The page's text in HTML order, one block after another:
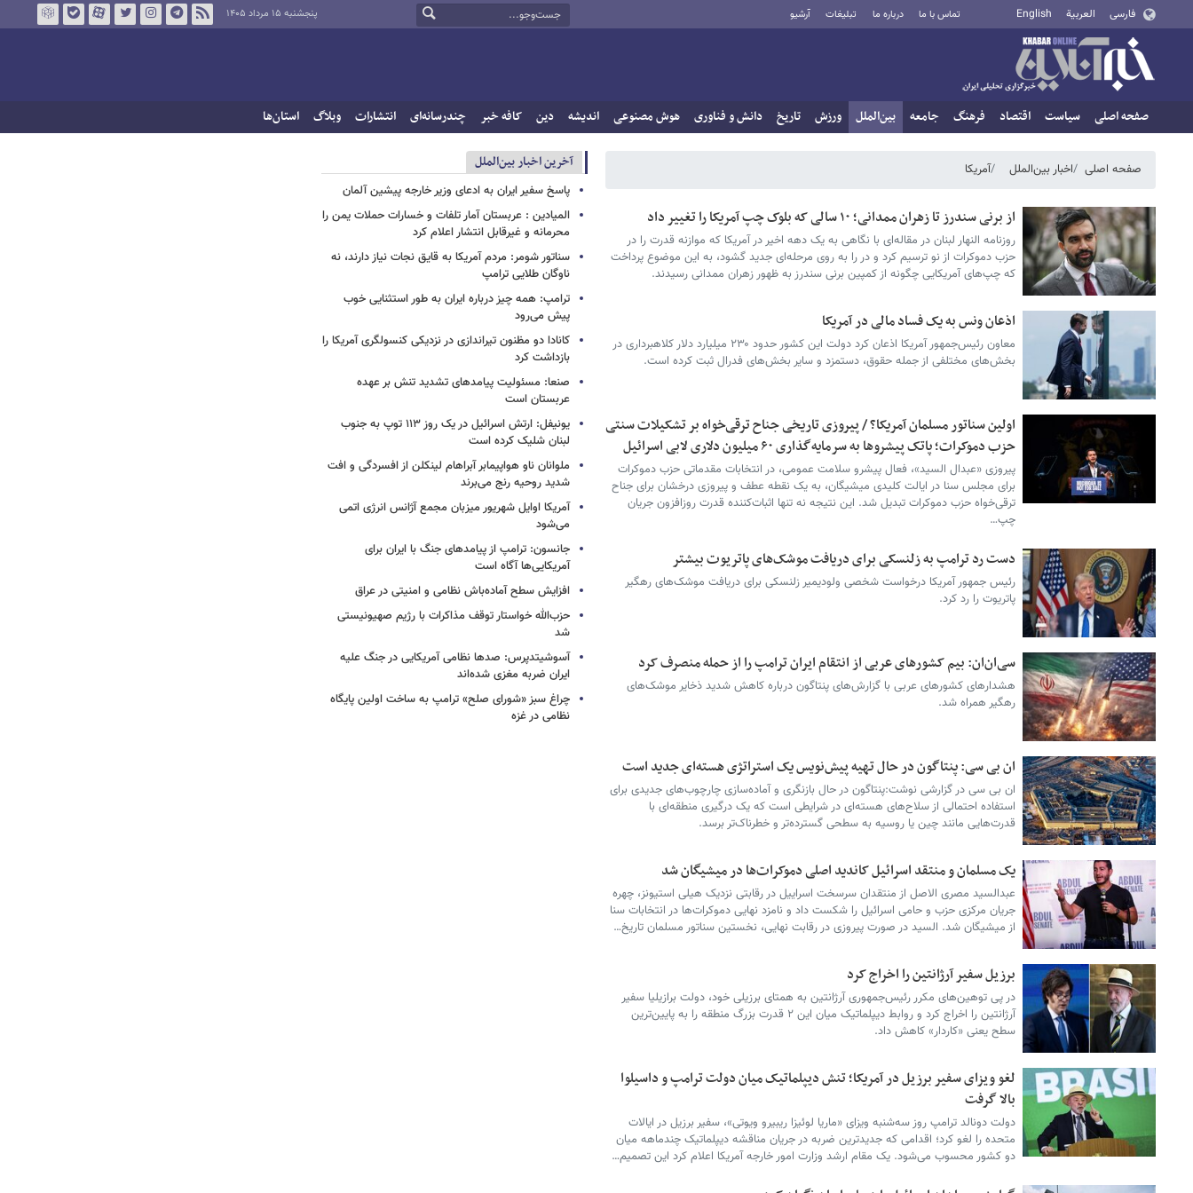
فارسی العربية English تماس با ما درباره ما تبلیغات آرشیو پنجشنبه ۱۵ مرداد ۱۴۰۵
صفحه اصلی سیاست اقتصاد فرهنگ جامعه بین‌الملل ورزش تاریخ دانش و فناوری هوش مصنوعی اندیشه دین کافه خبر چندرسانه‌ای انتشارات وبلاگ استان‌ها
صفحه اصلی اخبار بین‌الملل آمریکا
از برنی سندرز تا زهران ممدانی؛ ۱۰ سالی که بلوک چپ آمریکا را تغییر داد
روزنامه النهار لبنان در مقاله‌ای با نگاهی به یک دهه اخیر در آمریکا که موازنه قدرت را در
حزب دموکرات از نو ترسیم کرد و در را به روی مرحله‌ای جدید گشود، به این موضوع پرداخت
که چپ‌های آمریکایی چگونه از کمپین برنی سندرز به ظهور زهران ممدانی رسیدند.
اذعان ونس به یک فساد مالی در آمریکا
معاون رئیس‌جمهور آمریکا اذعان کرد دولت این کشور حدود ۲۳۰ میلیارد دلار کلاهبرداری در
بخش‌های مختلفی از جمله حقوق، دستمزد و سایر بخش‌های فدرال ثبت کرده است.
اولین سناتور مسلمان آمریکا؟ / پیروزی تاریخی جناح ترقی‌خواه بر تشکیلات سنتی
حزب دموکرات؛ پاتک پیشروها به سرمایه‌گذاری ۶۰ میلیون دلاری لابی اسرائیل
پیروزی «عبدال السید»، فعال پیشرو سلامت عمومی، در انتخابات مقدماتی حزب دموکرات
برای مجلس سنا در ایالت کلیدی میشیگان، به یک نقطه عطف و پیروزی درخشان برای جناح
ترقی‌خواه حزب دموکرات تبدیل شد. این نتیجه نه تنها اثبات‌کننده قدرت روزافزون جریان
چپ…
دست رد ترامپ به زلنسکی برای دریافت موشک‌های پاتریوت بیشتر
رئیس جمهور آمریکا درخواست شخصی ولودیمیر زلنسکی برای دریافت موشک‌های رهگیر
پاتریوت را رد کرد.
سی‌ان‌ان: بیم کشورهای عربی از انتقام ایران ترامپ را از حمله منصرف کرد
هشدارهای کشورهای عربی با گزارش‌های پنتاگون درباره کاهش شدید ذخایر موشک‌های
رهگیر همراه شد.
ان بی سی: پنتاگون در حال تهیه پیش‌نویس یک استراتژی هسته‌ای جدید است
ان بی سی در گزارشی نوشت:پنتاگون در حال بازنگری و آماده‌سازی چارچوب‌های جدیدی برای
استفاده احتمالی از سلاح‌های هسته‌ای در شرایطی است که یک درگیری منطقه‌ای با
قدرت‌هایی مانند چین یا روسیه به سطحی گسترده‌تر و خطرناک‌تر برسد.
یک مسلمان و منتقد اسرائیل کاندید اصلی دموکرات‌ها در میشیگان شد
عبدالسید مصری الاصل از منتقدان سرسخت اسراییل در رقابتی نزدیک هیلی استیونز، چهره
جریان مرکزی حزب و حامی اسرائیل را شکست داد و نامزد نهایی دموکرات‌ها در انتخابات سنا
از میشیگان شد. السید در صورت پیروزی در رقابت نهایی، نخستین سناتور مسلمان تاریخ…
برزیل سفیر آرژانتین را اخراج کرد
در پی توهین‌های مکرر رئیس‌جمهوری آرژانتین به همتای برزیلی خود، دولت برازیلیا سفیر
آرژانتین را اخراج کرد و روابط دیپلماتیک میان این ۲ قدرت بزرگ منطقه را به پایین‌ترین
سطح یعنی «کاردار» کاهش داد.
لغو ویزای سفیر برزیل در آمریکا؛ تنش دیپلماتیک میان دولت ترامپ و داسیلوا
بالا گرفت
دولت دونالد ترامپ روز سه‌شنبه ویزای «ماریا لوئیزا ریبیرو ویوتی»، سفیر برزیل در ایالات
متحده را لغو کرد؛ اقدامی که جدیدترین ضربه در جریان مناقشه دیپلماتیک چندماهه میان
دو کشور محسوب می‌شود. یک مقام ارشد وزارت امور خارجه آمریکا اعلام کرد این تصمیم…
آخرین اخبار بین‌الملل
پاسخ سفیر ایران به ادعای وزیر خارجه پیشین آلمان
المیادین : عربستان آمار تلفات و خسارات حملات یمن را
محرمانه و غیرقابل انتشار اعلام کرد
سناتور شومر: مردم آمریکا به قایق نجات نیاز دارند، نه
ناوگان طلایی ترامپ
ترامپ: همه چیز درباره ایران به طور استثنایی خوب
پیش می‌رود
کانادا دو مظنون تیراندازی در نزدیکی کنسولگری آمریکا را
بازداشت کرد
صنعا: مسئولیت پیامدهای تشدید تنش بر عهده
عربستان است
یونیفل: ارتش اسرائیل در یک روز ۱۱۳ توپ به جنوب
لبنان شلیک کرده است
ملوانان ناو هواپیمابر آبراهام لینکلن از افسردگی و افت
شدید روحیه رنج می‌برند
آمریکا اوایل شهریور میزبان مجمع آژانس انرژی اتمی
می‌شود
جانسون: ترامپ از پیامدهای جنگ با ایران برای
آمریکایی‌ها آگاه است
افزایش سطح آماده‌باش نظامی و امنیتی در عراق
حزب‌الله خواستار توقف مذاکرات با رژیم صهیونیستی
شد
آسوشیتدپرس: صدها نظامی آمریکایی در جنگ علیه
ایران ضربه مغزی شده‌اند
چراغ سبز «شورای صلح» ترامپ به ساخت اولین پایگاه
نظامی در غزه